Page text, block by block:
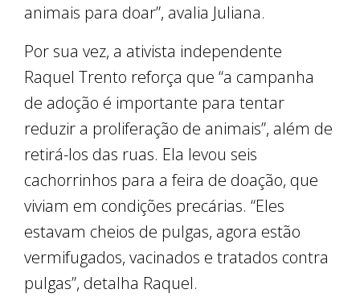
animais para doar”, avalia Juliana.
Por sua vez, a ativista independente
Raquel Trento reforça que “a campanha
de adoção é importante para tentar
reduzir a proliferação de animais”, além de
retirá-los das ruas. Ela levou seis
cachorrinhos para a feira de doação, que
viviam em condições precárias. “Eles
estavam cheios de pulgas, agora estão
vermifugados, vacinados e tratados contra
pulgas”, detalha Raquel.